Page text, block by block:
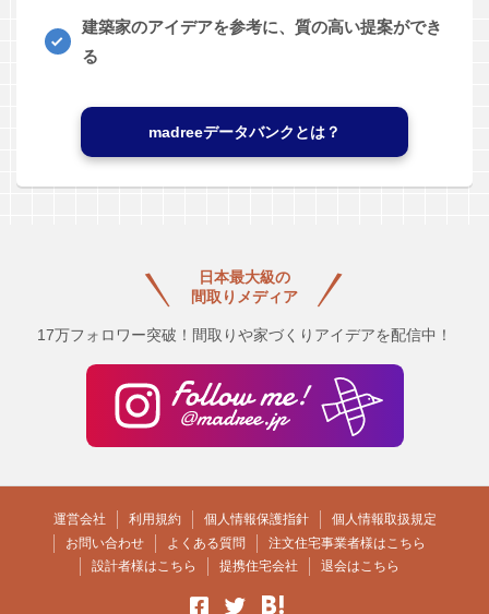
建築家のアイデアを参考に、質の高い提案ができ
る
madreeデータバンクとは？
日本最大級の
間取りメディア
17万フォロワー突破！間取りや家づくりアイデアを配信中！
運営会社 利用規約 個人情報保護指針
個人情報取扱規定
お問い合わせ
よくある質問
注文住宅事業者様はこちら
設計者様はこちら
提携住宅会社 退会はこちら